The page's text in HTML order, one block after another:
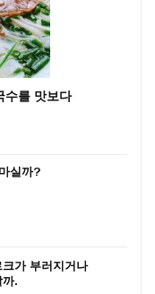
수를 맛보다
실까?
가 부러지거나
까.